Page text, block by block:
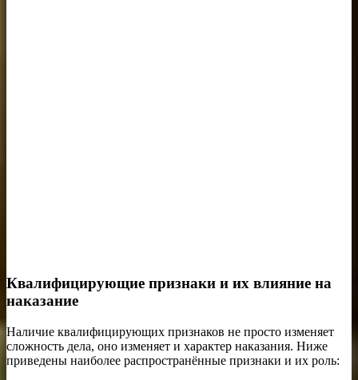
Квалифицирующие признаки и их влияние на
наказание
Наличие квалифицирующих признаков не просто изменяет
сложность дела, оно изменяет и характер наказания. Ниже
приведены наиболее распространённые признаки и их роль: